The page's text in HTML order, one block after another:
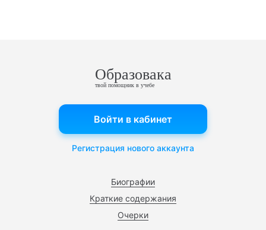
Образовака
твой помощник в учебе
Биографии
Краткие содержания
Очерки
Войти в кабинет
Регистрация нового аккаунта